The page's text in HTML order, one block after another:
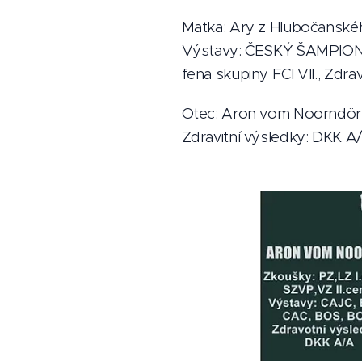
Matka: Ary z
Výstavy: ČESKÝ
fena skupiny FCI VII.,
Otec: Aron vom
Zdravitní výsledky: DKK